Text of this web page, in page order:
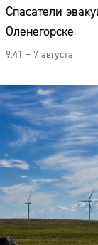
Спасатели
Оленегорске
9:41 – 7 августа